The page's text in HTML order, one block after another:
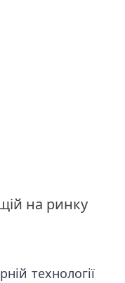
на ринку
технології